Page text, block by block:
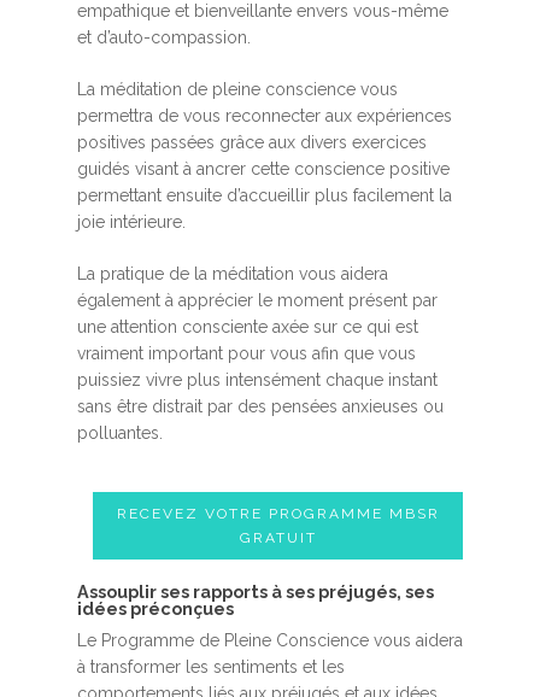
empathique et bienveillante envers vous-même
et d’auto-compassion.
La méditation de pleine conscience vous
permettra de vous reconnecter aux expériences
positives passées grâce aux divers exercices
guidés visant à ancrer cette conscience positive
permettant ensuite d’accueillir plus facilement la
joie intérieure.
La pratique de la méditation vous aidera
également à apprécier le moment présent par
une attention consciente axée sur ce qui est
vraiment important pour vous afin que vous
puissiez vivre plus intensément chaque instant
sans être distrait par des pensées anxieuses ou
polluantes.
RECEVEZ VOTRE PROGRAMME MBSR
GRATUIT
Assouplir ses rapports à ses préjugés, ses
idées préconçues
Le Programme de Pleine Conscience vous aidera
à transformer les sentiments et les